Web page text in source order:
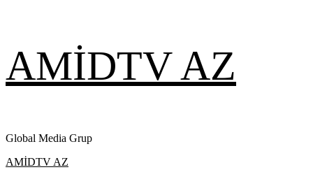
content
AMİDTV AZ
Global Media Grup
Primary
AMİDTV AZ